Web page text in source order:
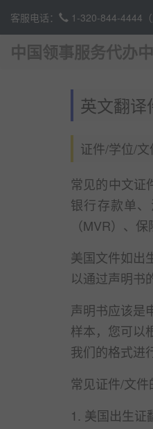
客服电话： 1-320-844-4444
中国领事服务代办
英文翻译
证件/学位/
常见的中文证
银行存款单
（MVR）、
美国文件如出
以通过声明书
声明书应该是
样本，您可以
我们的格式进
常见证件/文
1. 美国出生证